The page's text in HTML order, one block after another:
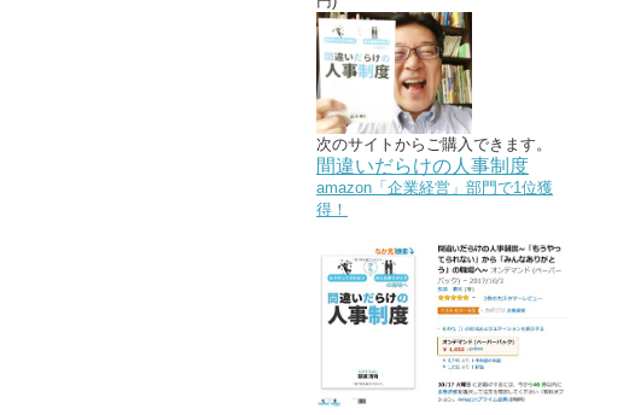
次のサイトからご購入できます。
間違いだらけの人事制度
amazon「企業経営」部門で1位獲
得！